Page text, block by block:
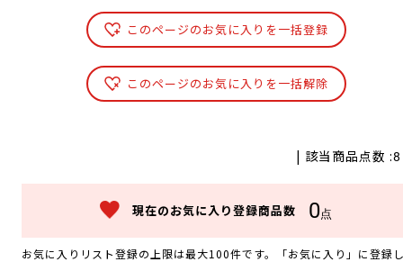
このページのお気に入りを一括登録
このページのお気に入りを一括解除
| 該当商品点数 :8
現在のお気に入り登録商品数 0点
お気に入りリスト登録の上限は最大100件です。「お気に入り」に登録